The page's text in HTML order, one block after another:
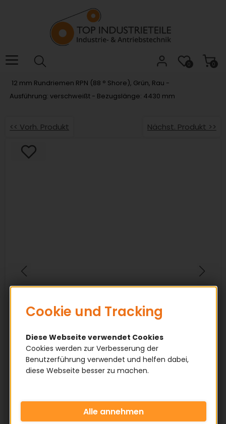
das
Barrierefreiheitsmenü
0
0
12 mm Rundriemen RPN (88 ° Shore), Grün, Rau -
Ausführung: verschweißt - Bezugslänge: 4430 mm
<< Vorh. Produkt Nächst. Produkt >>
Cookie und Tracking
Diese Webseite verwendet Cookies
Cookies werden zur Verbesserung der
Benutzerführung verwendet und helfen dabei,
diese Webseite besser zu machen.